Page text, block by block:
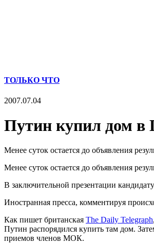
ТОЛЬКО ЧТО
2007.07.04
Путин купил дом в
Менее суток остается до объявления
Менее суток остается до объявления
В заключительной презентации
Иностранная пресса, комментируя
Как пишет британская The Daily Telegraph
Путин распорядился купить там дом.
приемов членов МОК.